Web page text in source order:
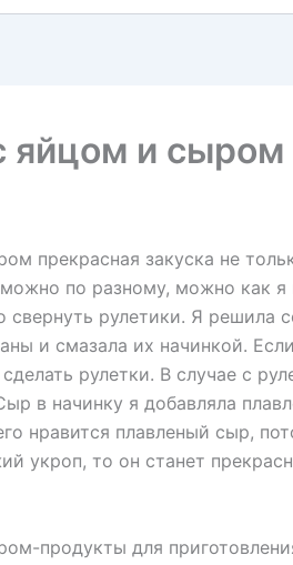
яйцом и сыром
прекрасная закуска не
по разному, можно как я
рулетики. Я решила
и смазала их начинкой.
рулетки. В случае с
в начинку я добавляла
нравится плавленый сыр,
укроп, то он станет
продукты для